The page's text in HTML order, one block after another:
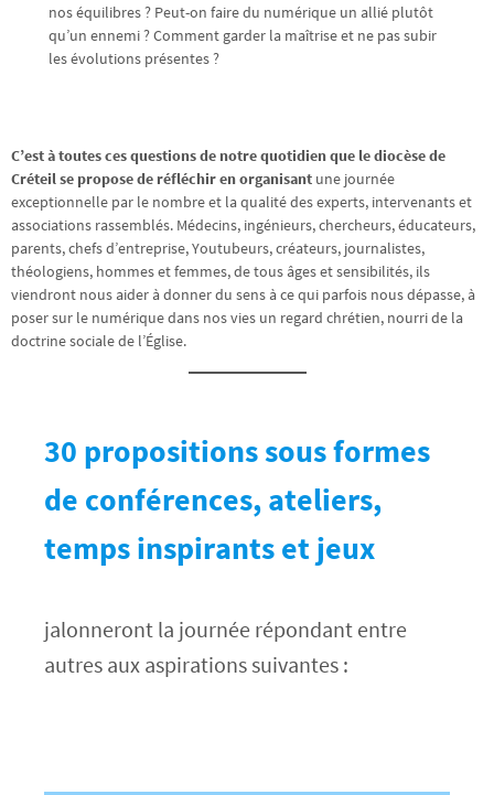
nos équilibres ? Peut-on faire du numérique un allié plutôt
qu’un ennemi ? Comment garder la maîtrise et ne pas subir
les évolutions présentes ?
C’est à toutes ces questions de notre quotidien que le diocèse de
Créteil se propose de réfléchir en organisant une journée
exceptionnelle par le nombre et la qualité des experts, intervenants et
associations rassemblés. Médecins, ingénieurs, chercheurs, éducateurs,
parents, chefs d’entreprise, Youtubeurs, créateurs, journalistes,
théologiens, hommes et femmes, de tous âges et sensibilités, ils
viendront nous aider à donner du sens à ce qui parfois nous dépasse, à
poser sur le numérique dans nos vies un regard chrétien, nourri de la
doctrine sociale de l’Église.
30 propositions sous formes
de conférences, ateliers,
temps inspirants et jeux
jalonneront la journée répondant entre
autres aux aspirations suivantes :